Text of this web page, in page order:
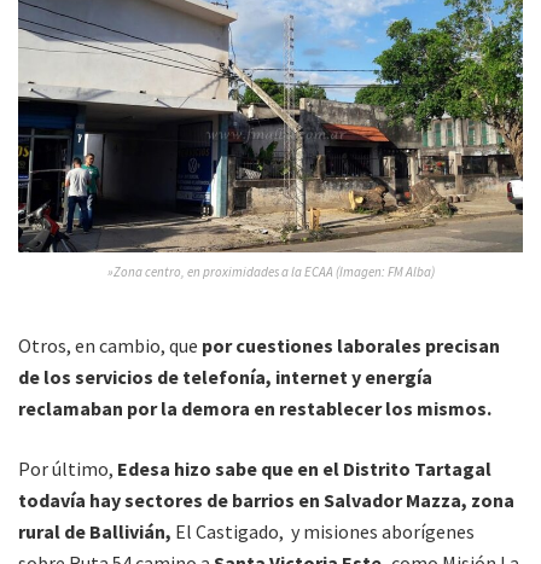
»Zona centro, en proximidades a la ECAA (Imagen: FM Alba)
Otros, en cambio, que por cuestiones laborales precisan
de los servicios de telefonía, internet y energía
reclamaban por la demora en restablecer los mismos.
Por último, Edesa hizo sabe que en el Distrito Tartagal
todavía hay sectores de barrios en Salvador Mazza, zona
rural de Ballivián, El Castigado, y misiones aborígenes